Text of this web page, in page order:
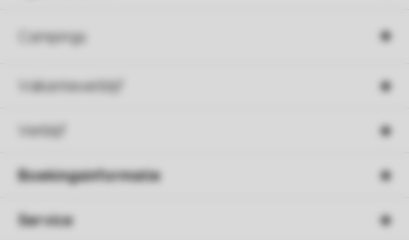
Campings
Vakantieverblijf
Verblijf
Boekingsinformatie
Service